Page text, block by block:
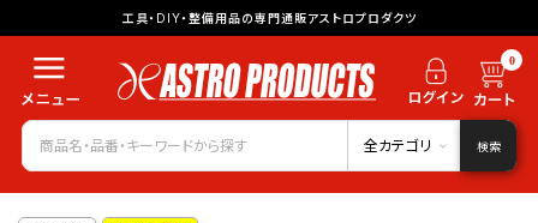
工具・DIY・整備用品の専門通販アストロプロダクツ
0
全カテゴリ 検索